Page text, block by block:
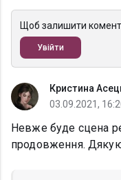
Щоб залишити
Увійти
Кристина
03.09.2021,
Невже буде сцена
продовження.